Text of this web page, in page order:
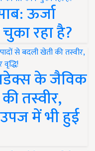
ऊर्जा
रहा है?
के जैविक
तस्वीर,
में भी हुई